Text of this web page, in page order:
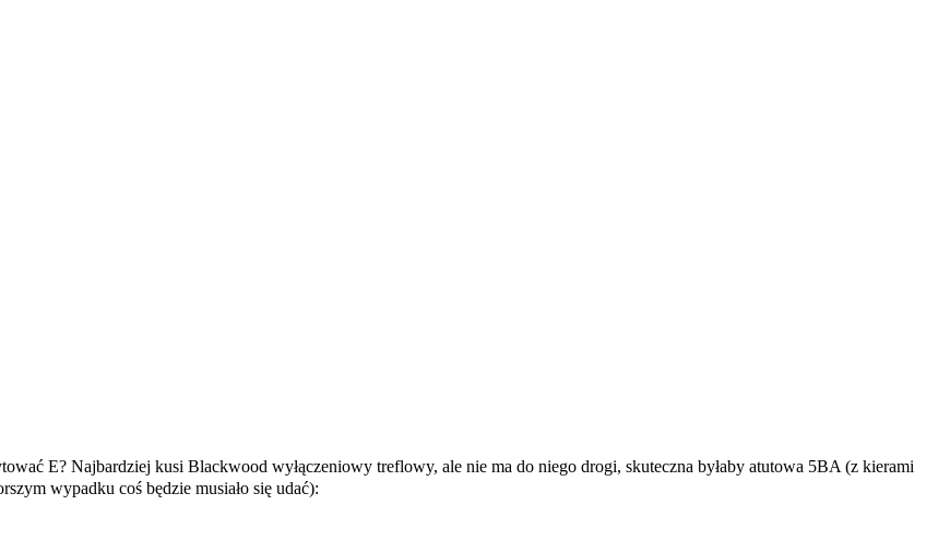
E? Najbardziej kusi Blackwood wyłączeniowy treflowy, ale nie ma do niego drogi, skuteczna byłaby atutowa 5BA (z kierami
wypadku coś będzie musiało się udać):